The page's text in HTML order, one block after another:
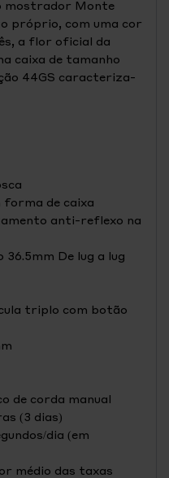
mostrador Monte
próprio, com uma cor
a flor oficial da
caixa de tamanho
44GS caracteriza-
de caixa
anti-reflexo na
De lug a lug
triplo com botão
de corda manual
(3 dias)
dia (em
médio das taxas